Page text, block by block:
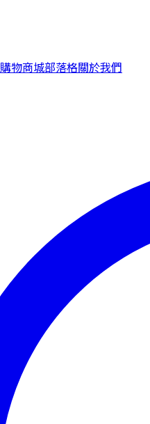
購物商城部落格關於我們